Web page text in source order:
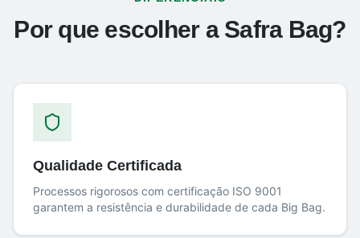
Por que escolher a Safra Bag?
Qualidade Certificada
Processos rigorosos com certificação ISO 9001
garantem a resistência e durabilidade de cada Big Bag.